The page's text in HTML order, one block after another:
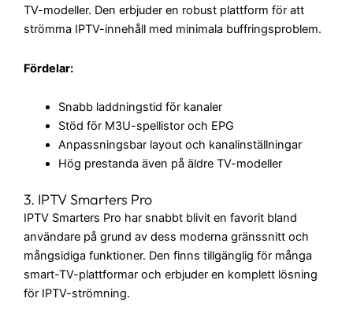
TV-modeller. Den erbjuder en robust plattform för att
strömma IPTV-innehåll med minimala buffringsproblem.
Fördelar:
Snabb laddningstid för kanaler
Stöd för M3U-spellistor och EPG
Anpassningsbar layout och kanalinställningar
Hög prestanda även på äldre TV-modeller
3. IPTV Smarters Pro
IPTV Smarters Pro har snabbt blivit en favorit bland
användare på grund av dess moderna gränssnitt och
mångsidiga funktioner. Den finns tillgänglig för många
smart-TV-plattformar och erbjuder en komplett lösning
för IPTV-strömning.